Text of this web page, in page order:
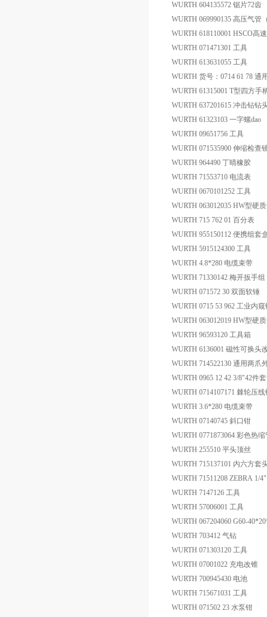
WURTH 604135572 锯片72齿
WURTH 069990135 高压气管
WURTH 618110001 HSCO高
WURTH 071471301 工具
WURTH 613631055 工具
WURTH 货号：0714 61 78 通
WURTH 61315001 T型四方手
WURTH 637201615 冲击钻钻
WURTH 61323103 一字螺dao
WURTH 09651756 工具
WURTH 071535900 伸缩检查
WURTH 964490 丁晴橡胶
WURTH 71553710 电流表
WURTH 0670101252 工具
WURTH 063012035 HW型硬
WURTH 715 762 01 百分表
WURTH 955150112 便携组套
WURTH 5915124300 工具
WURTH 4.8*280 电缆束带
WURTH 71330142 梅开扳手组
WURTH 071572 30 双面软锤
WURTH 0715 53 962 工业内窥
WURTH 063012019 HW型硬
WURTH 96593120 工具箱
WURTH 6136001 磁性可换头
WURTH 714522130 通用两爪
WURTH 0965 12 42 3/8"42件
WURTH 0714107171 棘轮压线
WURTH 3.6*280 电缆束带
WURTH 07140745 斜口钳
WURTH 0771873064 彩色热缩
WURTH 255510 平头顶丝
WURTH 715137101 内六方套
WURTH 71511208 ZEBRA 1/
WURTH 7147126 工具
WURTH 57006001 工具
WURTH 067204060 G60-
WURTH 703412 气钻
WURTH 071303120 工具
WURTH 07001022 充电改锥
WURTH 700945430 电池
WURTH 715671031 工具
WURTH 071502 23 水泵钳